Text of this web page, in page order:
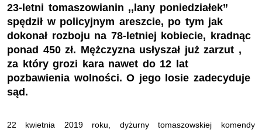
23-letni tomaszowianin ,,lany poniedziałek”
spędził w policyjnym areszcie, po tym jak
dokonał rozboju na 78-letniej kobiecie, kradnąc
ponad 450 zł. Mężczyzna usłyszał już zarzut ,
za który grozi kara nawet do 12 lat
pozbawienia wolności. O jego losie zadecyduje
sąd.
22 kwietnia 2019 roku, dyżurny tomaszowskiej komendy